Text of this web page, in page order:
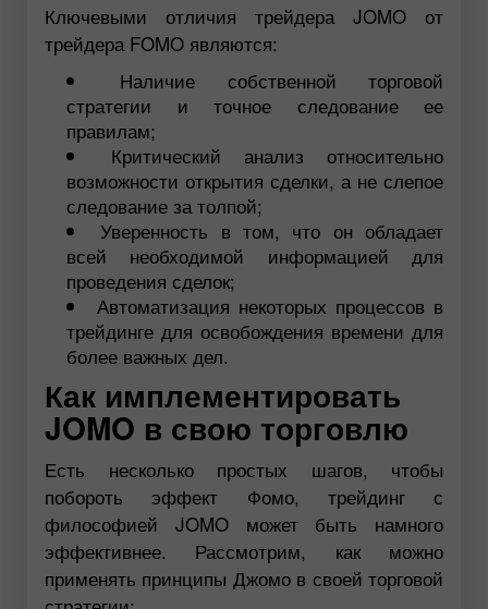
Ключевыми отличия трейдера JOMO от
трейдера FOMO являются:
Наличие собственной торговой
стратегии и точное следование ее
правилам;
Критический анализ относительно
возможности открытия сделки, а не слепое
следование за толпой;
Уверенность в том, что он обладает
всей необходимой информацией для
проведения сделок;
Автоматизация некоторых процессов в
трейдинге для освобождения времени для
более важных дел.
Как имплементировать
JOMO в свою торговлю
Есть несколько простых шагов, чтобы
побороть эффект Фомо, трейдинг с
философией JOMO может быть намного
эффективнее. Рассмотрим, как можно
применять принципы Джомо в своей торговой